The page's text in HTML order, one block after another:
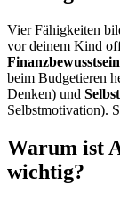
Vier Fähigkeiten
vor deinem Kind
Finanzbewusstsein
beim Budgetieren
Denken) und
Selbstmotivation).
Warum ist
wichtig?